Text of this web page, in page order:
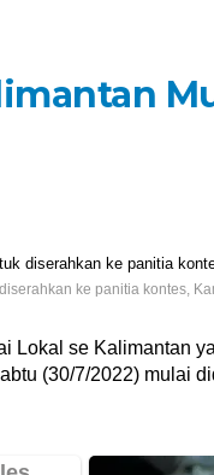
ke panitia kontes,
Lokal se Kalimantan
(30/7/2022) mulai